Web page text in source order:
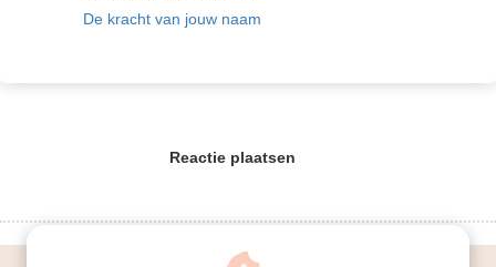
De kracht van jouw naam
Reactie plaatsen